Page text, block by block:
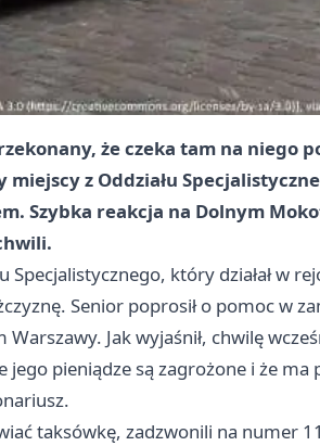
że czeka tam na niego
z Oddziału
Szybka reakcja na Dolnym
który działał w
Senior poprosił o pomoc w
Jak wyjaśnił, chwilę
jego pieniądze są zagrożone i że ma
taksówkę, zadzwonili na numer